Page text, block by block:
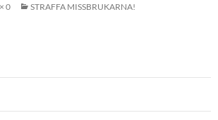
0 STRAFFA MISSBRUKARNA!